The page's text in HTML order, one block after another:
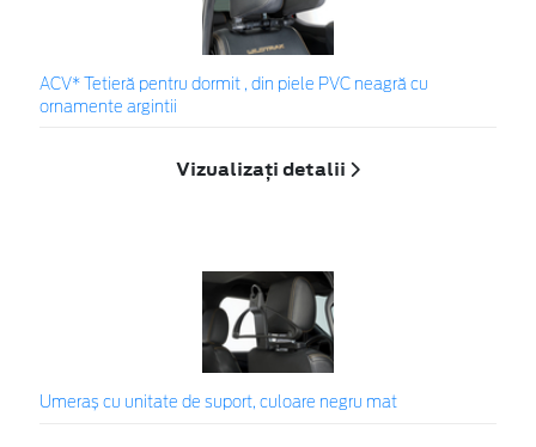
ACV* Tetieră pentru dormit , din piele PVC neagră cu
ornamente argintii
Vizualizați detalii
Umeraș cu unitate de suport, culoare negru mat